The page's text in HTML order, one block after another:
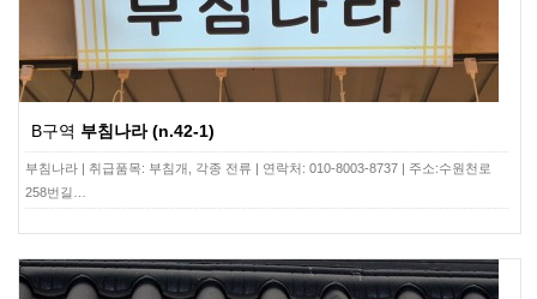
B구역 부침나라 (n.42-1)
부침나라 | 취급품목: 부침개, 각종 전류 | 연락처: 010-8003-8737 | 주소:수원천로
258번길…